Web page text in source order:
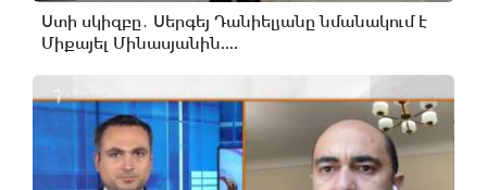
Ստի սկիզբը․ Սերգեյ Դանիելյանը նմանակում է
Միքայել Մինասյանին....